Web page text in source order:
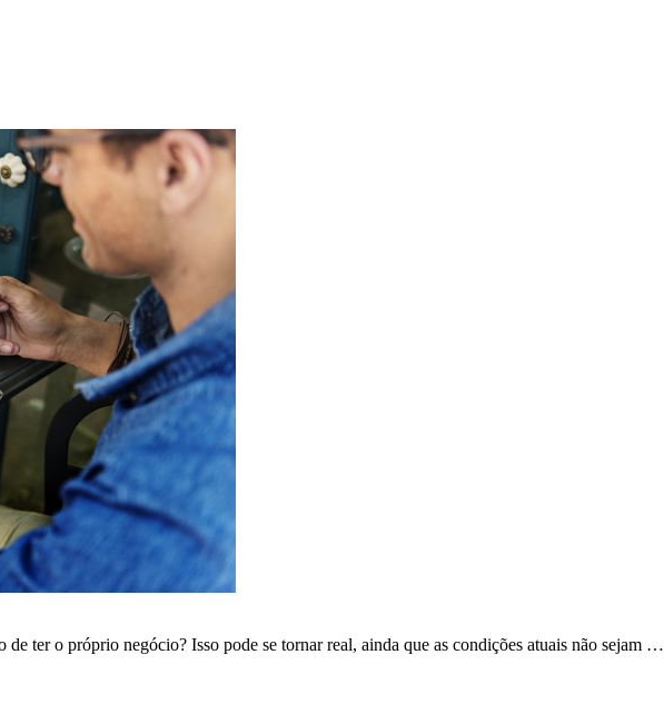
de ter o próprio negócio? Isso pode se tornar real, ainda que as condições atuais não sejam …